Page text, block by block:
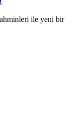
ile yeni bir